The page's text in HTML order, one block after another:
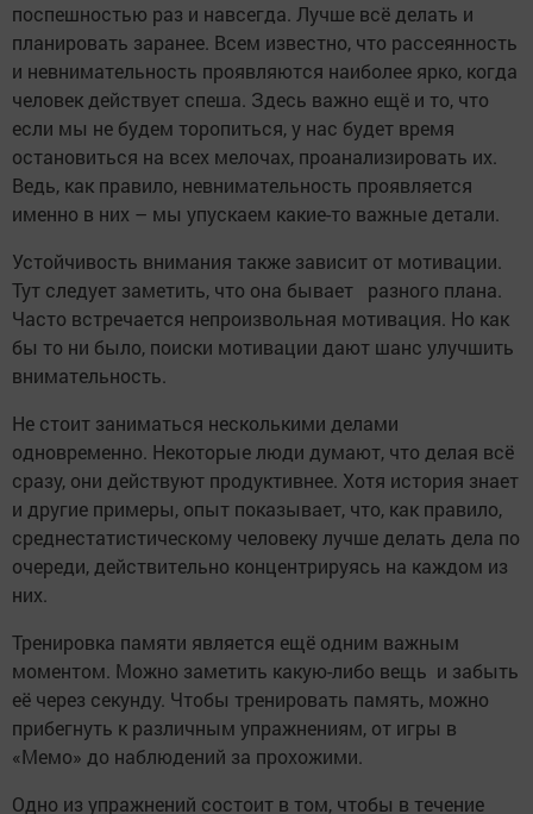
поспешностью раз и навсегда. Лучше всё делать и
планировать заранее. Всем известно, что рассеянность
и невнимательность проявляются наиболее ярко, когда
человек действует спеша. Здесь важно ещё и то, что
если мы не будем торопиться, у нас будет время
остановиться на всех мелочах, проанализировать их.
Ведь, как правило, невнимательность проявляется
именно в них – мы упускаем какие-то важные детали.
Устойчивость внимания также зависит от мотивации.
Тут следует заметить, что она бывает разного плана.
Часто встречается непроизвольная мотивация. Но как
бы то ни было, поиски мотивации дают шанс улучшить
внимательность.
Не стоит заниматься несколькими делами
одновременно. Некоторые люди думают, что делая всё
сразу, они действуют продуктивнее. Хотя история знает
и другие примеры, опыт показывает, что, как правило,
среднестатистическому человеку лучше делать дела по
очереди, действительно концентрируясь на каждом из
них.
Тренировка памяти является ещё одним важным
моментом. Можно заметить какую-либо вещь и забыть
её через секунду. Чтобы тренировать память, можно
прибегнуть к различным упражнениям, от игры в
«Мемо» до наблюдений за прохожими.
Одно из упражнений состоит в том, чтобы в течение